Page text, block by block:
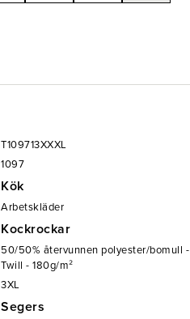
T109713XXXL
1097
Kök
Arbetskläder
Kockrockar
50/50% återvunnen polyester/bomull -
Twill - 180g/m²
3XL
Segers